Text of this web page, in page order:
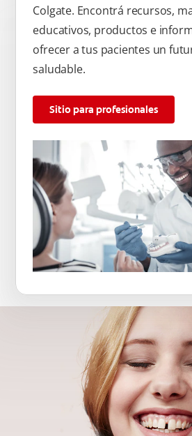
Colgate. Encontrá recursos,
educativos, productos e
ofrecer a tus pacientes un
saludable.
Sitio para profesionales